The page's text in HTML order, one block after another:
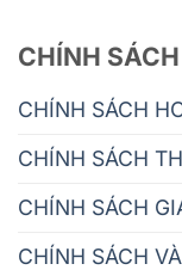
CHÍNH
CHÍNH SÁCH
CHÍNH SÁCH
CHÍNH SÁCH
CHÍNH SÁCH